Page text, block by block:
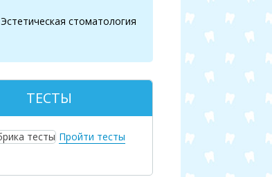
Эстетическая стоматология
ТЕСТЫ
Пройти тесты